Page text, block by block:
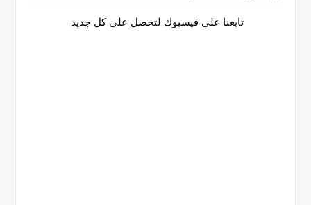
تابعنا على فيسبوك لتحصل على كل جديد